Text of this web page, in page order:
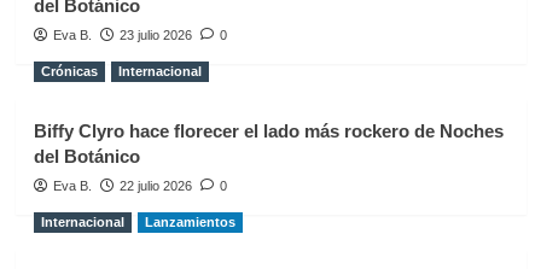
del Botánico
Eva B. 23 julio 2026 0
Crónicas Internacional
Biffy Clyro hace florecer el lado más rockero de Noches
del Botánico
Eva B. 22 julio 2026 0
Internacional Lanzamientos